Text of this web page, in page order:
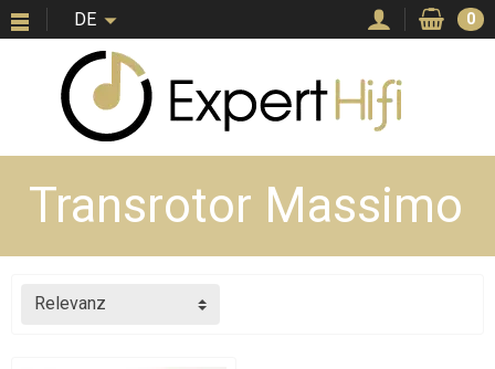
DE 0
Transrotor Massimo
Relevanz